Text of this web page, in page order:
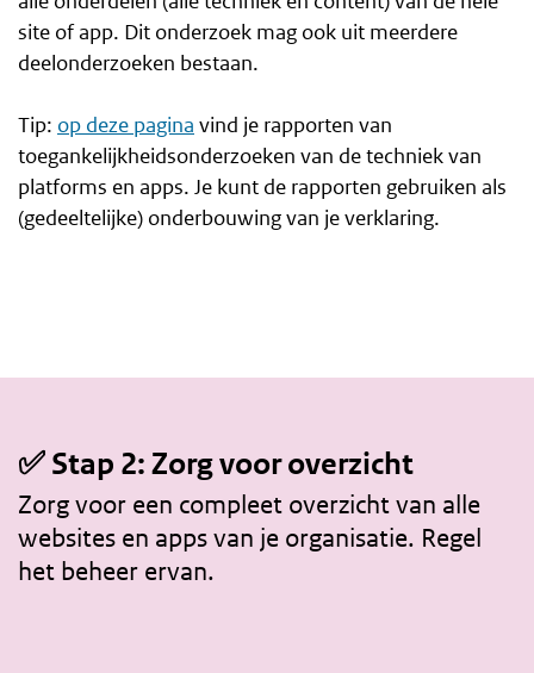
site of app. Dit onderzoek mag ook uit meerdere
deelonderzoeken bestaan.
Tip: op deze pagina vind je rapporten van
toegankelijkheidsonderzoeken van de techniek van
platforms en apps. Je kunt de rapporten gebruiken als
(gedeeltelijke) onderbouwing van je verklaring.
✅ Stap 2: Zorg voor overzicht
Zorg voor een compleet overzicht van alle
websites en apps van je organisatie. Regel
het beheer ervan.